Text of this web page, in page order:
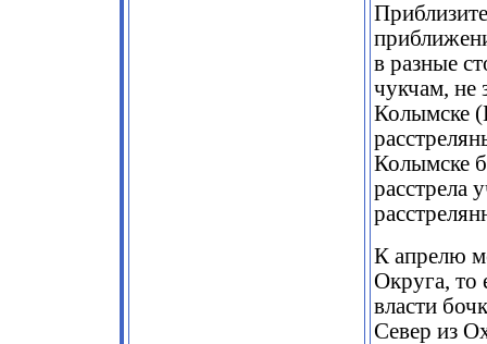
в разные
чукчам,
Колымске
Колымске
расстрела
К апрелю
Округа, то
власти
Север из